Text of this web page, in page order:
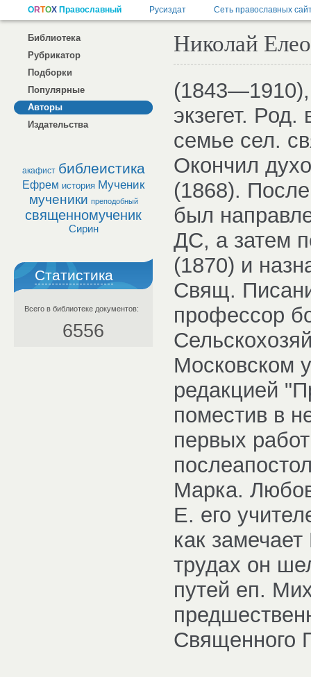
Библиотека
Рубрикатор
Подборки
Популярные
Авторы
Издательства
акафист библеистика
Ефрем история Мученик
мученики преподобный
священномученик
Сирин
Статистика
Всего в библиотеке документов:
6556
Николай
экзегет.
семье сел.
Окончил
(1868).
был
ДС, а затем
(1870) и
Свящ.
профессор
Московском
редакцией
поместив в
первых
Марка.
Е. его
как
трудах он
путей еп.
Священного